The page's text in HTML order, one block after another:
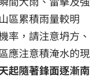
區累積雨量較明
率，請注意坍方、
應注意積淹水的現
起隨著鋒面逐漸南